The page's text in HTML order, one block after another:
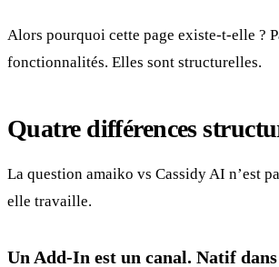
Alors pourquoi cette page existe-t-elle ?
fonctionnalités. Elles sont structurelles.
Quatre différences
La question amaiko vs Cassidy AI n’est
elle travaille.
Un Add-In est un canal. Natif dans